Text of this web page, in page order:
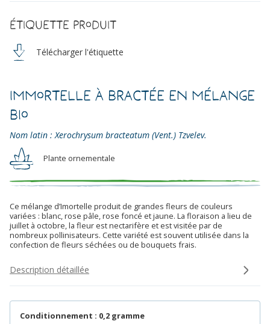
Étiquette produit
Télécharger l'étiquette
Immortelle à Bractée en mélange
Bio
Nom latin : Xerochrysum bracteatum (Vent.) Tzvelev.
Plante ornementale
Ce mélange d’Imortelle produit de grandes fleurs de couleurs
variées : blanc, rose pâle, rose foncé et jaune. La floraison a lieu de
juillet à octobre, la fleur est nectarifère et est visitée par de
nombreux pollinisateurs. Cette variété est souvent utilisée dans la
confection de fleurs séchées ou de bouquets frais.
Description détaillée
Conditionnement : 0,2 gramme